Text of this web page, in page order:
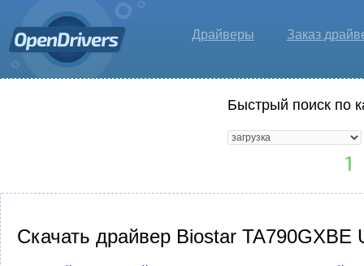
Драйверы Заказ
Быстрый поиск по
Скачать драйвер Biostar